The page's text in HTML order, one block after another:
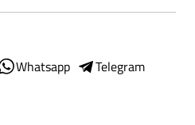
Whatsapp
Telegram